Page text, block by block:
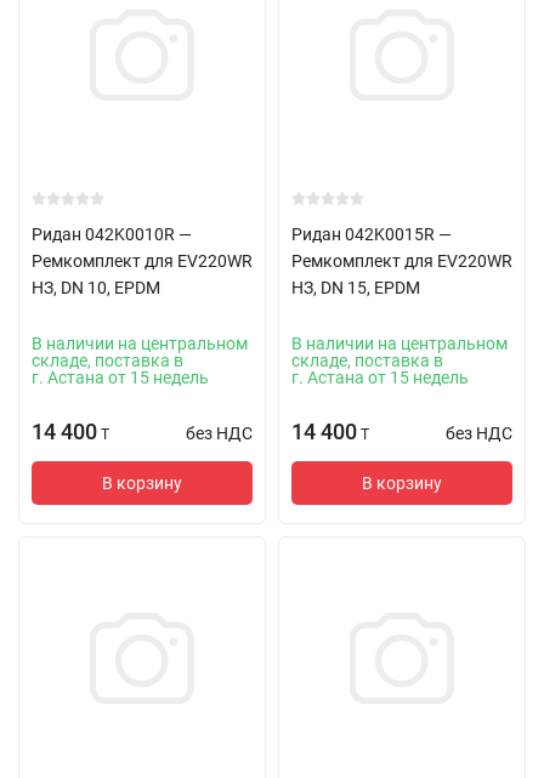
Ридан 042K0010R —
Ремкомплект для EV220WR
НЗ, DN 10, EPDM
В наличии на центральном
складе, поставка в
г. Астана от 15 недель
14 400 T без НДС
В корзину
Ридан 042K0015R —
Ремкомплект для EV220WR
НЗ, DN 15, EPDM
В наличии на центральном
складе, поставка в
г. Астана от 15 недель
14 400 T без НДС
В корзину